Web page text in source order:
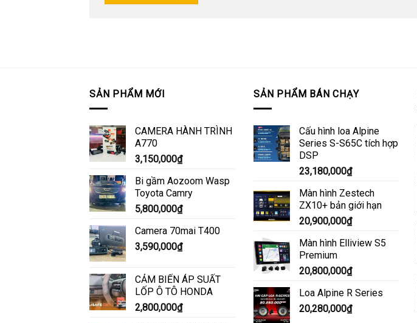
SẢN PHẨM MỚI
CAMERA HÀNH TRÌNH
A770
3,150,000₫
Bi gầm Aozoom Wasp
Toyota Camry
5,800,000₫
Camera 70mai T400
3,590,000₫
CẢM BIẾN ÁP SUẤT
LỐP Ô TÔ HONDA
2,800,000₫
SẢN PHẨM BÁN CHẠY
Cấu hình loa Alpine
Series S-S65C tích hợp
DSP
23,180,000₫
Màn hình Zestech
ZX10+ bản giới hạn
20,900,000₫
Màn hình Elliview S5
Premium
20,800,000₫
Loa Alpine R Series
20,280,000₫